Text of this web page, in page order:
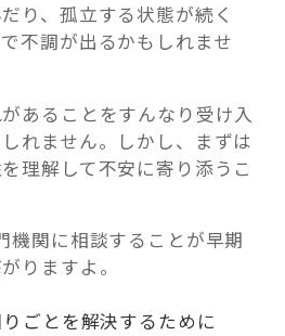
り、孤立する状態が続く
不調が出るかもしれませ
あることをすんなり受け入
れません。しかし、まずは
理解して不安に寄り添うこ
機関に相談することが早期
りますよ。
ごとを解決するために